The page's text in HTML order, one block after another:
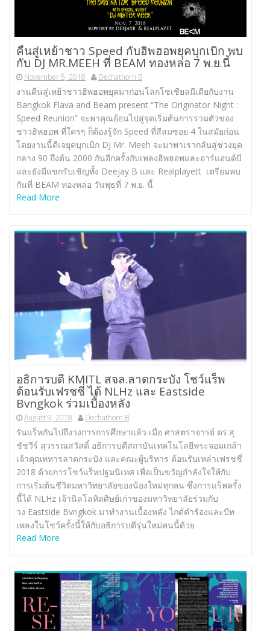
คืนสู่เหย้าชาว Speed กับฮิพฮอพยุคบุกเบิก พบ
กับ DJ MR.MEEH ที่ BEAM ทองหล่อ 7 พ.ย.นี้
November 5, 2018 Dechathorn B
งานคืนสู่เหย้าชาวฮิพฮอพยุคมาก่อนโลกโซเชียลมีเดียกับงาน
Bangkok Flava and Beam present “The Originator Night :
Speed Reunion” จะพาคุณย้อนไปสู่จุดเริ่มต้นการรวมตัวของ
ชาวฮิพฮอพ ที่ใครๆ ก็ต้องรู้จัก Speed ที่สีลมซอย 4 ในสมัยก่อน
โดยงานนี้ดีเจยุคบุกเบิก DJ Mr. Meeh จะมาพาเรากลับสู่ช่วงยุค
กลาง 90 ถึงต้น 2000 กันอีกครั้งกับเพลงฮิพฮอพและอาร์แอนด์บี
และยังมีแขกรับเชิญทั้ง Deejay B และ Realplayett เตรียมพบ
กันที่ BEAM ทองหล่อ วันพุธที่ 7 พ.ย. นี้
Read More
อธิการบดี KMITL สจล.ลาดกระบัง โชว์แร็พ
ต้อนรับเฟรชชี่ ได้ NLHz และ Eastside
Bvngkok ร่วมเบื้องหลัง
August 9, 2018 Dechathorn B
รันแร็พกันไปถึงวงการการศึกษาแล้ว เมื่อ ศาสตราจารย์ ดร.สุ
ชัชวีร์ สุวรรณสวัสดิ์ อธิการบดีสถาบันเทคโนโลยีพระจอมเกล้า
เจ้าคุณทหารลาดกระบัง และคณะผู้บริหาร ต้อนรับเหล่าเฟรชชี่
2018 ด้วยการโชว์แร็พปฐมนิเทศ เพื่อเป็นขวัญกำลังใจให้กับ
การเริ่มต้นชีวิตมหาวิทยาลัยของน้องใหม่ทุกคน ซึ่งการแร็พครั้ง
นี้ได้ NLHz เจ้านิลโลหิตศิษย์เก่าของมหาวิทยาลัยร่วมกับ
วง Eastside Bvngkok มาทำงานเบื้องหลัง ไกด์คำร้องและบีท
เพลงในโชว์ครั้งนี้ให้กับอธิการบดีรุ่นใหม่คนนี้ด้วย
Read More